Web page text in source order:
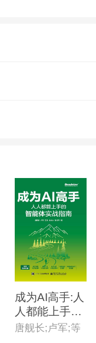
成为AI高手:人
人都能上手的
智能体实战指
唐舰长;卢军;等